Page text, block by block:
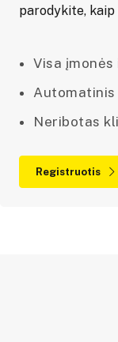
parodykite,
Visa
Neribotas
Registruotis